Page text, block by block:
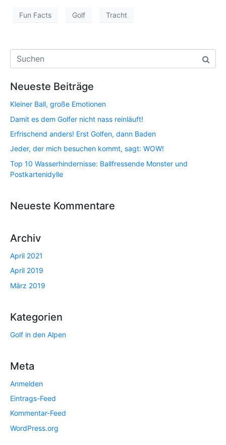
Fun Facts Golf Tracht
Neueste Beiträge
Kleiner Ball, große Emotionen
Damit es dem Golfer nicht nass reinläuft!
Erfrischend anders! Erst Golfen, dann Baden
Jeder, der mich besuchen kommt, sagt: WOW!
Top 10 Wasserhindernisse: Ballfressende Monster und
Postkartenidylle
Neueste Kommentare
Archiv
April 2021
April 2019
März 2019
Kategorien
Golf in den Alpen
Meta
Anmelden
Eintrags-Feed
Kommentar-Feed
WordPress.org